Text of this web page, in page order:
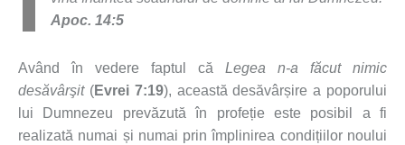
Apoc. 14:5
Având în vedere faptul că Legea n-a făcut nimic
desăvârşit (Evrei 7:19), această desăvârșire a poporului
lui Dumnezeu prevăzută în profeție este posibil a fi
realizată numai și numai prin împlinirea condițiilor noului